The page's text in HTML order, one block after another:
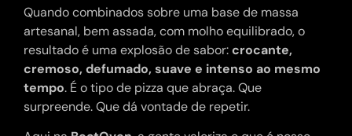
Quando combinados sobre uma base de massa
artesanal, bem assada, com molho equilibrado, o
resultado é uma explosão de sabor:crocante,
cremoso, defumado, suave e intenso ao mesmo
tempo. É o tipo de pizza que abraça. Que
surpreende. Que dá vontade de repetir.